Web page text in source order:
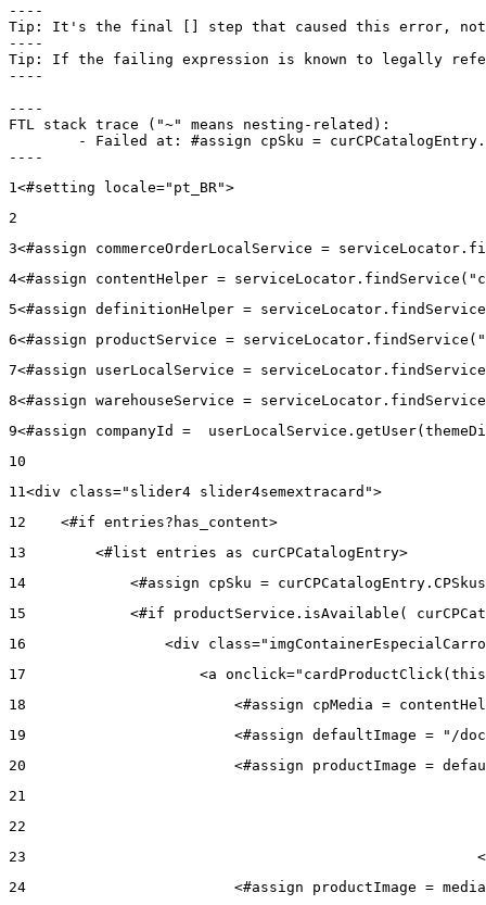
----
Tip: It's the final [] step that caused this error,
----
Tip: If the failing expression is known to legally refer
----
----
FTL stack trace ("~" means nesting-related):
----
1 <#setting locale="pt_BR">
2
3<#assign commerceOrderLocalService =
4<#assign contentHelper =
5<#assign definitionHelper =
6<#assign productService =
7<#assign userLocalService =
8<#assign warehouseService =
9<#assign companyId =
10
11 <div class="slider4 slider4semextracard">
12
    <#if entries?has_content>
13
        <#list entries as curCPCatalogEntry>
14
<#assign cpSku =
15
<#if productService.isAvailable(
16
<div
17
<a
18
<#assign cpMedia =
19
<#assign defaultImage = "/
20
<#assign productImage =
21
22
23
24
<#assign productImage =